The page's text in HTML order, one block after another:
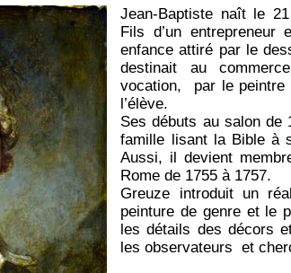
Jean-Baptiste naît le
Fils d’un
enfance attiré par le
destinait au
vocation, par le peintre
l’élève.
Ses débuts au salon de
famille lisant la Bible à
Aussi, il devient
Rome de 1755 à 1757.
Greuze introduit un
peinture de genre et le
les détails des décors
les observateurs et